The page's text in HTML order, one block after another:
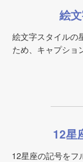
絵
絵文字スタイルの
ため、キャプショ
12星
12星座の記号をフ